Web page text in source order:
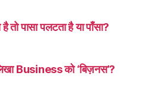
तो पासा पलटता है या पाँसा?
Business को ‘बिज़नस’?